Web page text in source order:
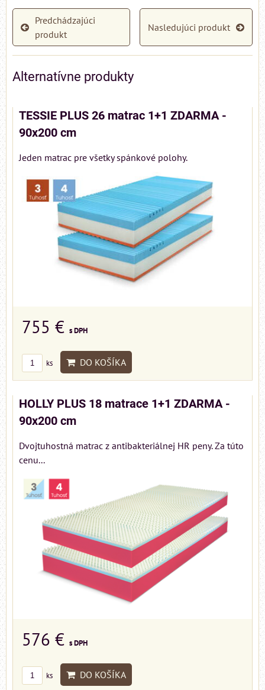
Predchádzajúci
produkt
Nasledujúci produkt
Alternatívne produkty
TESSIE PLUS 26 matrac 1+1 ZDARMA -
90x200 cm
Jeden matrac pre všetky spánkové polohy.
755 € s DPH
ks DO KOŠÍKA
HOLLY PLUS 18 matrace 1+1 ZDARMA -
90x200 cm
Dvojtuhostná matrac z antibakteriálnej HR peny. Za túto
cenu...
576 € s DPH
ks DO KOŠÍKA